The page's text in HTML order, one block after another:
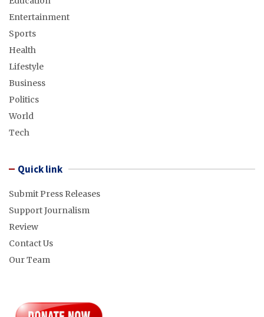
Entertainment
Sports
Health
Lifestyle
Business
Politics
World
Tech
Quick link
Submit Press Releases
Support Journalism
Review
Contact Us
Our Team